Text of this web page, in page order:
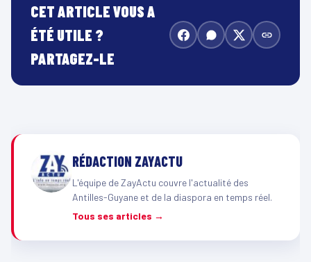
CET ARTICLE VOUS A
ÉTÉ UTILE ?
PARTAGEZ-LE
RÉDACTION ZAYACTU
L'équipe de ZayActu couvre l'actualité des
Antilles-Guyane et de la diaspora en temps réel.
Tous ses articles →